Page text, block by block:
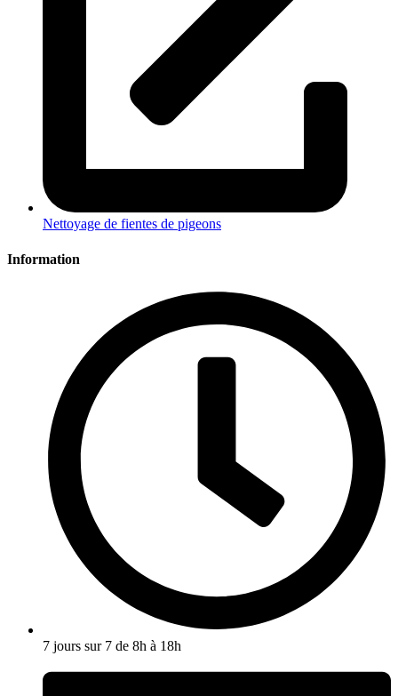
Nettoyage de fientes de pigeons
Information
7 jours sur 7 de 8h à 18h